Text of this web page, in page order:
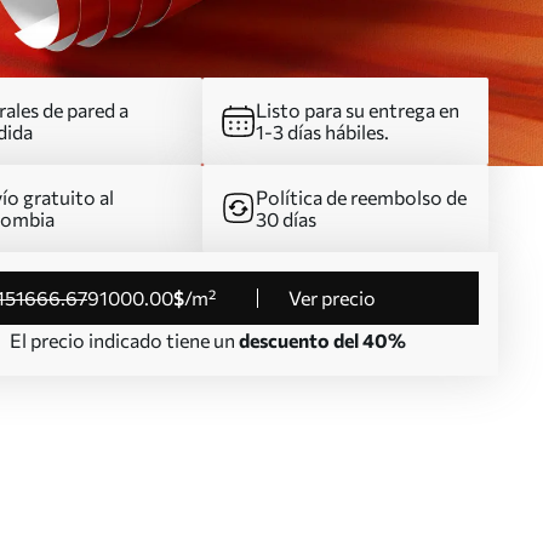
de pared a
Listo para su entrega en
1-3 días hábiles.
gratuito al
Política de reembolso de
30 días
.6791000.00$/m²
Ver precio
El precio indicado tiene un descuento del 40%